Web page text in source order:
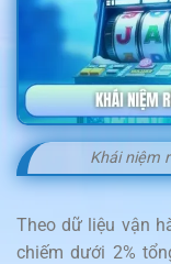
Khái niệm
Theo dữ liệu vận
chiếm dưới 2%